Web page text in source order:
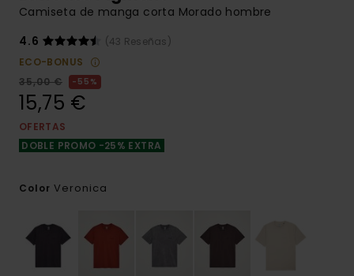
Camiseta de manga corta Morado hombre
4.6
(43 Reseñas)
ECO-BONUS
35,00 €
55%
15,75 €
OFERTAS
DOBLE PROMO -25% EXTRA
Color Veronica